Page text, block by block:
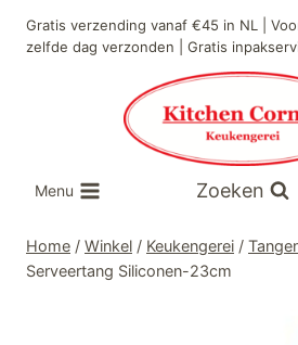
naar
Gratis verzending vanaf €45 in NL |
zelfde dag verzonden | Gratis
Menu Zoeken
Home / Winkel / Keukengerei /
Serveertang Siliconen-23cm